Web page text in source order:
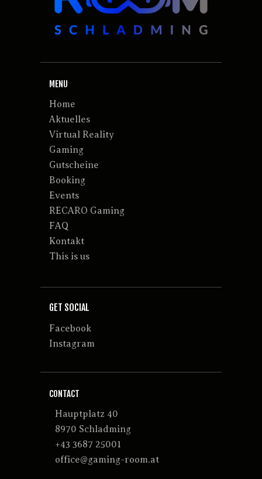
MENU
Home
Aktuelles
Virtual Reality
Gaming
Gutscheine
Booking
Events
RECARO Gaming
FAQ
Kontakt
This is us
GET SOCIAL
Facebook
Instagram
CONTACT
Hauptplatz 40
8970 Schladming
+43 3687 25001
office@gaming-room.at